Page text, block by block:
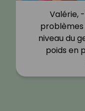
Valérie,
niveau du
poids en